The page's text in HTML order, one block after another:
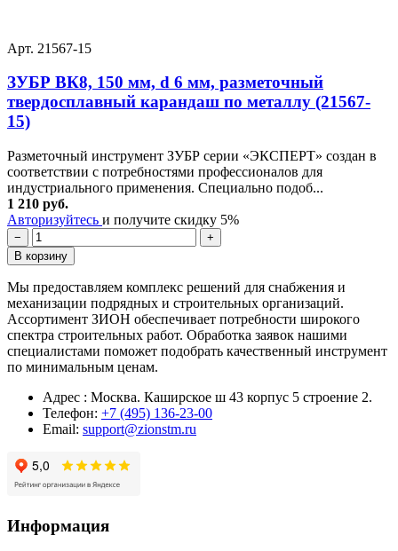
Арт. 21567-15
ЗУБР ВК8, 150 мм, d 6 мм, разметочный
твердосплавный карандаш по металлу (21567-
15)
Разметочный инструмент ЗУБР серии «ЭКСПЕРТ» создан в
соответствии с потребностями профессионалов для
индустриального применения. Специально подоб...
1 210 руб.
Авторизуйтесь и получите скидку 5%
−
+
В корзину
Мы предоставляем комплекс решений для снабжения и
механизации подрядных и строительных организаций.
Ассортимент ЗИОН обеспечивает потребности широкого
спектра строительных работ. Обработка заявок нашими
специалистами поможет подобрать качественный инструмент
по минимальным ценам.
Адрес : Москва. Каширское ш 43 корпус 5 строение 2.
Телефон: +7 (495) 136-23-00
Email: support@zionstm.ru
Информация